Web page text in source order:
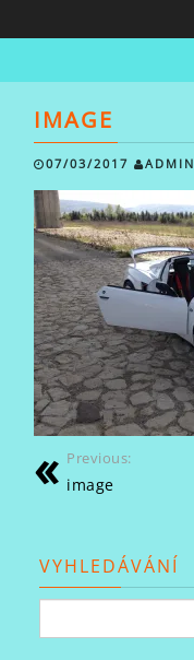
IMAGE
07/03/2017 ADMIN
Previous:
image
VYHLEDÁVÁNÍ